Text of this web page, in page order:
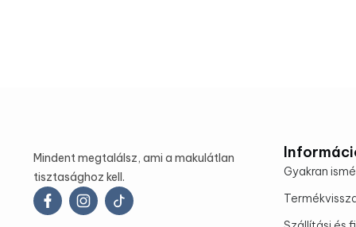
Mindent megtalálsz, ami a makulátlan
tisztasághoz kell.
Gyakran